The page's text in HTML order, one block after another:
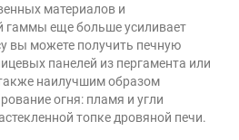
материалов и
гаммы еще больше усиливает
вы можете получить печную
панелей из пергамента или
наилучшим образом
огня: пламя и угли
топке дровяной печи.